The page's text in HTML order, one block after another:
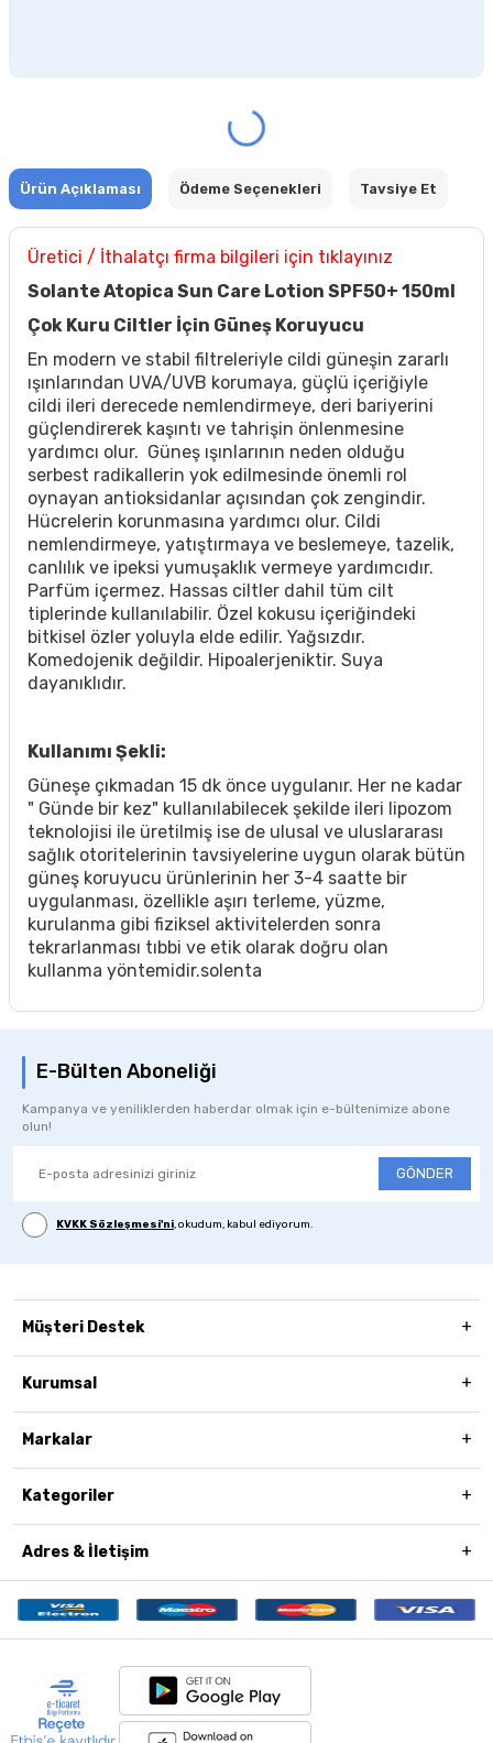
Ürün Açıklaması Ödeme Seçenekleri Tavsiye Et
Üretici / İthalatçı firma bilgileri için tıklayınız
Solante Atopica Sun Care Lotion SPF50+ 150ml
Çok Kuru Ciltler İçin Güneş Koruyucu
En modern ve stabil filtreleriyle cildi güneşin zararlı
ışınlarından UVA/UVB korumaya, güçlü içeriğiyle
cildi ileri derecede nemlendirmeye, deri bariyerini
güçlendirerek kaşıntı ve tahrişin önlenmesine
yardımcı olur. Güneş ışınlarının neden olduğu
serbest radikallerin yok edilmesinde önemli rol
oynayan antioksidanlar açısından çok zengindir.
Hücrelerin korunmasına yardımcı olur. Cildi
nemlendirmeye, yatıştırmaya ve beslemeye, tazelik,
canlılık ve ipeksi yumuşaklık vermeye yardımcıdır.
Parfüm içermez. Hassas ciltler dahil tüm cilt
tiplerinde kullanılabilir. Özel kokusu içeriğindeki
bitkisel özler yoluyla elde edilir. Yağsızdır.
Komedojenik değildir. Hipoalerjeniktir. Suya
dayanıklıdır.
Kullanımı Şekli:
Güneşe çıkmadan 15 dk önce uygulanır. Her ne kadar
" Günde bir kez" kullanılabilecek şekilde ileri lipozom
teknolojisi ile üretilmiş ise de ulusal ve uluslararası
sağlık otoritelerinin tavsiyelerine uygun olarak bütün
güneş koruyucu ürünlerinin her 3-4 saatte bir
uygulanması, özellikle aşırı terleme, yüzme,
kurulanma gibi fiziksel aktivitelerden sonra
tekrarlanması tıbbi ve etik olarak doğru olan
kullanma yöntemidir.solenta
E-Bülten Aboneliği
Kampanya ve yeniliklerden haberdar olmak için e-bültenimize abone
olun!
GÖNDER
KVKK Sözleşmesi'ni, okudum, kabul ediyorum.
Müşteri Destek
Kurumsal
Markalar
Kategoriler
Adres & İletişim